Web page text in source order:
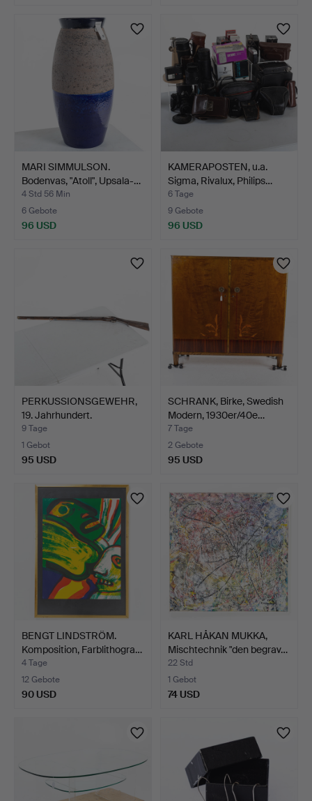
MARI SIMMULSON.
Bodenvas, "Atoll", Upsala-…
4 Std 56 Min
6 Gebote
96 USD
KAMERAPOSTEN, u.a.
Sigma, Rivalux, Philips…
6 Tage
9 Gebote
96 USD
PERKUSSIONSGEWEHR,
19. Jahrhundert.
9 Tage
1 Gebot
95 USD
SCHRANK, Birke, Swedish
Modern, 1930er/40e…
7 Tage
2 Gebote
95 USD
BENGT LINDSTRÖM.
Komposition, Farblithogra…
4 Tage
12 Gebote
90 USD
KARL HÅKAN MUKKA,
Mischtechnik "den begrav…
22 Std
1 Gebot
74 USD